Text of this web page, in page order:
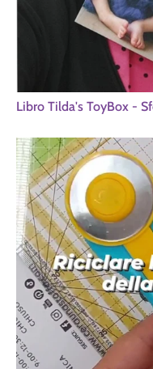
Libro Tilda's ToyBox -